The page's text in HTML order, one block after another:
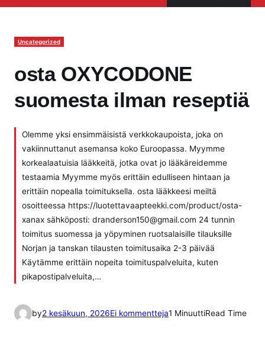
Uncategorized
osta OXYCODONE
suomesta ilman reseptiä
Olemme yksi ensimmäisistä verkkokaupoista, joka on
vakiinnuttanut asemansa koko Euroopassa. Myymme
korkealaatuisia lääkkeitä, jotka ovat jo lääkäreidemme
testaamia Myymme myös erittäin edulliseen hintaan ja
erittäin nopealla toimituksella. osta lääkkeesi meiltä
osoitteessa https://luotettavaapteekki.com/product/osta-
xanax sähköposti: dranderson150@gmail.com 24 tunnin
toimitus suomessa ja yöpyminen ruotsalaisille tilauksille
Norjan ja tanskan tilausten toimitusaika 2-3 päivää
Käytämme erittäin nopeita toimituspalveluita, kuten
pikapostipalveluita,…
by2 kesäkuun, 2026Ei kommenttejaa
1 MinuuttiRead Time